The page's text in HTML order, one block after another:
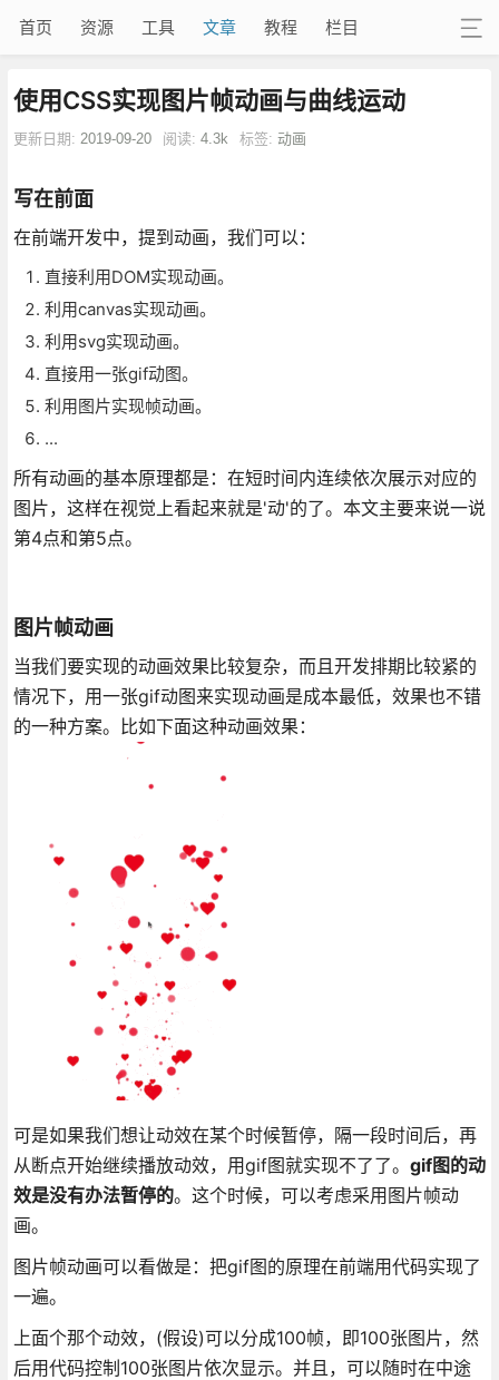
首页 资源 工具 文章 教程 栏目
使用CSS实现图片帧动画与曲线运动
更新日期: 2019-09-20 阅读: 4.3k 标签: 动画
写在前面
在前端开发中，提到动画，我们可以：
直接利用DOM实现动画。
利用canvas实现动画。
利用svg实现动画。
直接用一张gif动图。
利用图片实现帧动画。
...
所有动画的基本原理都是：在短时间内连续依次展示对应的
图片，这样在视觉上看起来就是'动'的了。本文主要来说一说
第4点和第5点。
图片帧动画
当我们要实现的动画效果比较复杂，而且开发排期比较紧的
情况下，用一张gif动图来实现动画是成本最低，效果也不错
的一种方案。比如下面这种动画效果：
可是如果我们想让动效在某个时候暂停，隔一段时间后，再
从断点开始继续播放动效，用gif图就实现不了了。 gif图的动
效是没有办法暂停的。这个时候，可以考虑采用图片帧动
画。
图片帧动画可以看做是：把gif图的原理在前端用代码实现了
一遍。
上面个那个动效，(假设)可以分成100帧，即100张图片，然
后用代码控制100张图片依次显示。并且，可以随时在中途